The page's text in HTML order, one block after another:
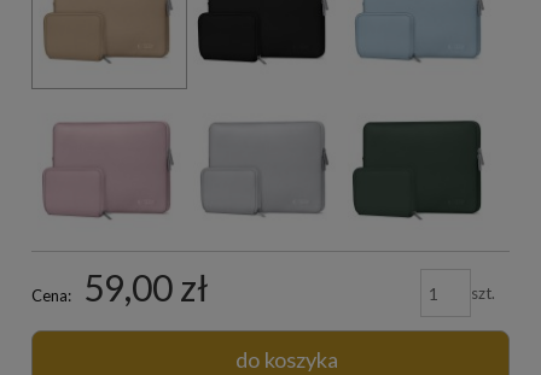
Cena: 59,00 zł szt.
do koszyka